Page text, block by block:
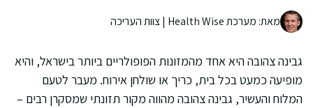
מאת: מערכת Health Wise | צוות העריכה
גבינה צהובה היא אחד מהמזונות הפופולריים ביותר בישראל, והיא
מופיעה כמעט בכל בית, כריך או שולחן אירוח. מעבר לטעם
המלוח והעשיר, גבינה צהובה מהווה מקור תזונתי שמסקרן רבים –